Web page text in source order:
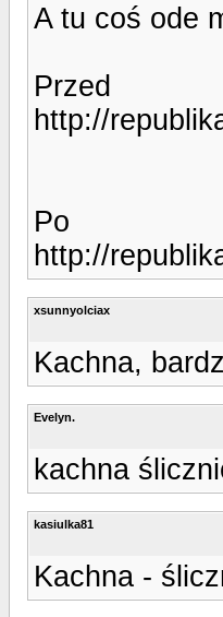
A tu coś ode
Przed
http://
Po
http://
xsunnyolciax
Kachna,
Evelyn.
kachna
kasiulka81
Kachna -